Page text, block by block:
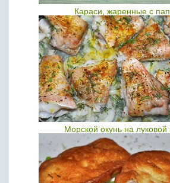
Караси, жаренные с
Морской окунь на